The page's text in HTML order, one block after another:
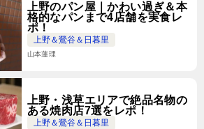
上野のパン屋｜かわい過ぎ＆本
格的なパンまで4店舗を実食レ
ポ！
上野＆鶯谷＆日暮里
山本蓮理
上野・浅草エリアで絶品名物の
ある焼肉店7選をレポ！
上野＆鶯谷＆日暮里